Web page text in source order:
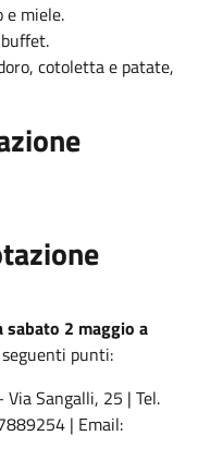
e miele.
cotoletta e patate,
sabato 2 maggio a
punti:
Via Sangalli, 25 | Tel.
| Email: